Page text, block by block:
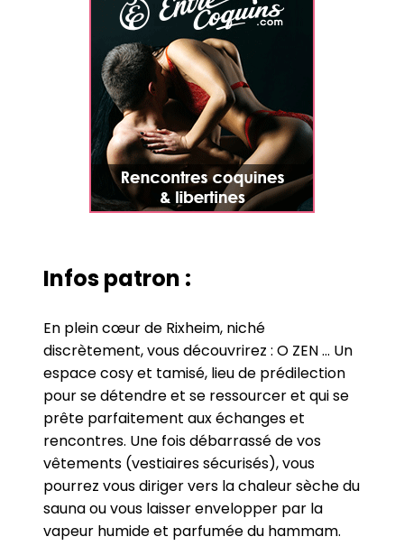
Infos patron :
En plein cœur de Rixheim, niché
discrètement, vous découvrirez : O ZEN … Un
espace cosy et tamisé, lieu de prédilection
pour se détendre et se ressourcer et qui se
prête parfaitement aux échanges et
rencontres. Une fois débarrassé de vos
vêtements (vestiaires sécurisés), vous
pourrez vous diriger vers la chaleur sèche du
sauna ou vous laisser envelopper par la
vapeur humide et parfumée du hammam.